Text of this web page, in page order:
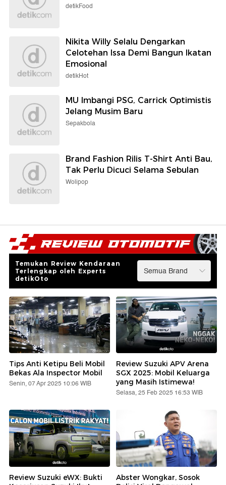
detikFood
Nikita Willy Selalu Dengarkan
Celotehan Issa Demi Bangun Ikatan
Emosional
detikHot
MU Imbangi PSG, Carrick Optimistis
Jelang Musim Baru
Sepakbola
Brand Fashion Rilis T-Shirt Anti Bau,
Tak Perlu Dicuci Selama Sebulan
Wolipop
Temukan Review Kendaraan
Terlengkap oleh Experts
detikOto
Tips Anti Ketipu Beli Mobil
Bekas Ala Inspector Mobil
Senin, 07 Apr 2025 10:06 WIB
Review Suzuki APV Arena
SGX 2025: Mobil Keluarga
yang Masih Istimewa!
Selasa, 25 Feb 2025 16:53 WIB
Review Suzuki eWX: Bukti
Abster Wongkar, Sosok